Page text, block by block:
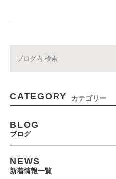
CATEGORY カテゴリー
BLOG
ブログ
NEWS
新着情報一覧